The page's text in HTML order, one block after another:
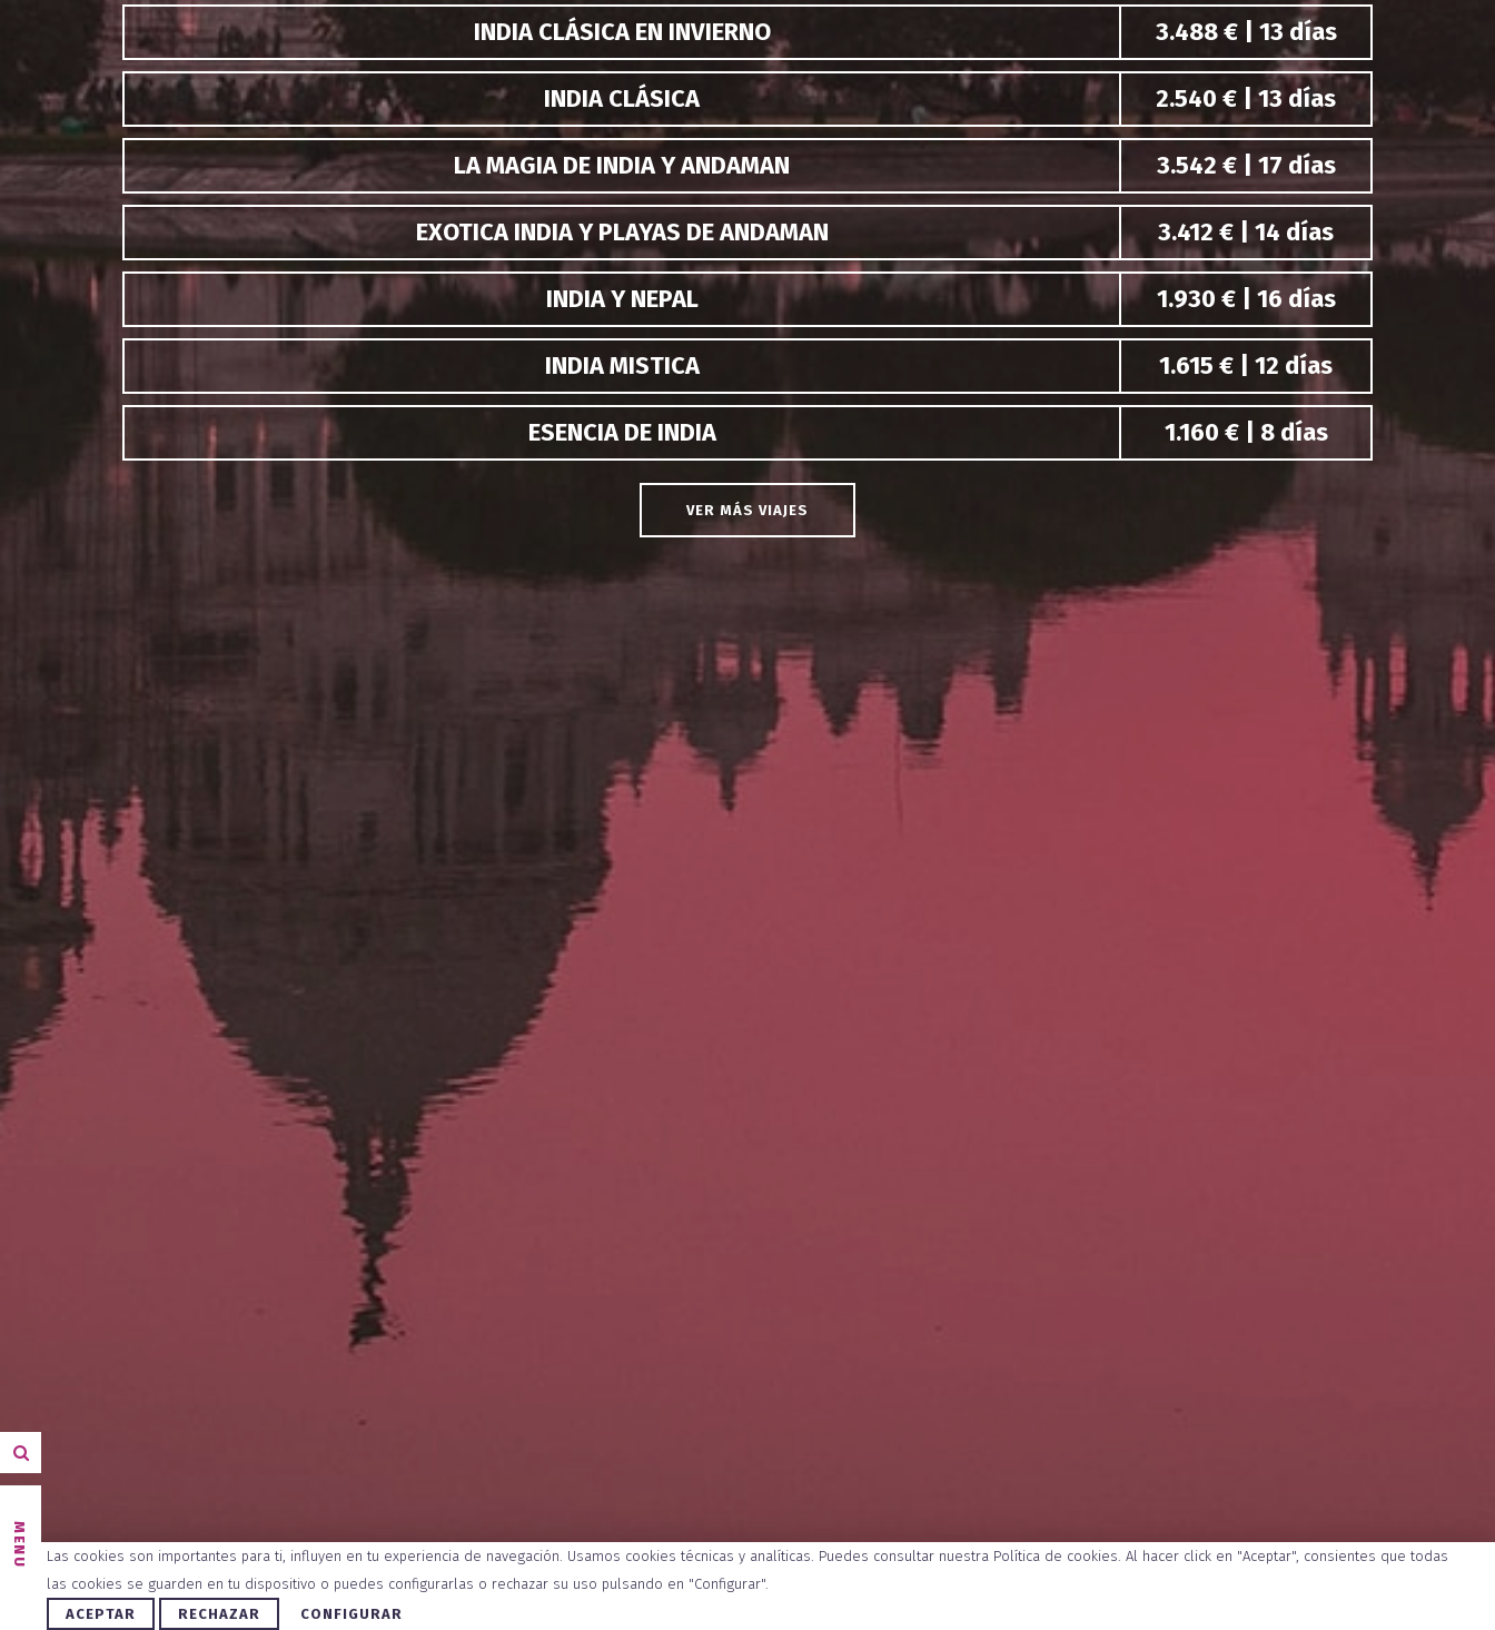
INDIA CLÁSICA EN INVIERNO 3.488 € | 13 días
INDIA CLÁSICA 2.540 € | 13 días
LA MAGIA DE INDIA Y ANDAMAN 3.542 € | 17 días
EXOTICA INDIA Y PLAYAS DE ANDAMAN 3.412 € | 14 días
INDIA Y NEPAL 1.930 € | 16 días
INDIA MISTICA 1.615 € | 12 días
ESENCIA DE INDIA 1.160 € | 8 días
VER MÁS VIAJES
RECOMENDACIONES
MENU Las cookies son importantes para ti, influyen en tu experiencia de navegación. Usamos cookies técnicas y analíticas. Puedes consultar nuestra Política de cookies. Al hacer click en "Aceptar", consientes que todas
las cookies se guarden en tu dispositivo o puedes configurarlas o rechazar su uso pulsando en "Configurar".
ACEPTAR
RECHAZAR CONFIGURAR